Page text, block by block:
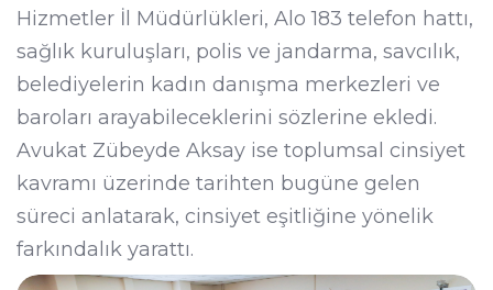
Hizmetler İl Müdürlükleri, Alo 183 telefon hattı,
sağlık kuruluşları, polis ve jandarma, savcılık,
belediyelerin kadın danışma merkezleri ve
baroları arayabileceklerini sözlerine ekledi.
Avukat Zübeyde Aksay ise toplumsal cinsiyet
kavramı üzerinde tarihten bugüne gelen
süreci anlatarak, cinsiyet eşitliğine yönelik
farkındalık yarattı.